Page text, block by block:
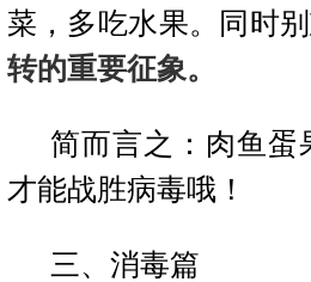
菜，多吃水果。同时
转的重要征象。
简而言之：肉鱼
才能战胜病毒哦！
三、消毒篇